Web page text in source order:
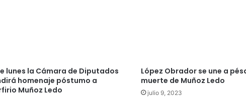
lunes la Cámara de Diputados
homenaje póstumo a
Muñoz Ledo
López Obrador se une a
muerte de Muñoz Ledo
julio 9, 2023